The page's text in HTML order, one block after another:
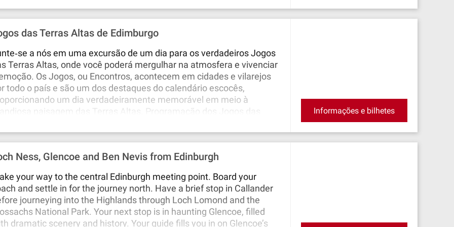
8 de junho de 2025: Glamis Sábado, 5 de julho de 2025: Luss
2025: Crieff Sábado, 6 de setembro de 2025: Braemar Sábado, 13 de
das Terras Altas de Edimburgo
a nós em uma excursão de um dia para os verdadeiros Jogos
Terras Altas, onde você poderá mergulhar na atmosfera e vivenciar
Os Jogos, ou Encontros, acontecem em cidades e vilarejos
todo o país e são um dos destaques do calendário escocês,
um dia verdadeiramente memorável em meio à
paisagem das Terras Altas. Programação dos Jogos das
8 de junho de 2025: Glamis Sábado, 5 de julho de 2025: Luss
2025: Crieff Sábado, 6 de setembro de 2025: Braemar Sábado, 13 de
Informações e bilhetes
Ness, Glencoe and Ben Nevis from Edinburgh
your way to the central Edinburgh meeting point. Board your
and settle in for the journey north. Have a brief stop in Callander
journeying into the Highlands through Loch Lomond and the
National Park. Your next stop is in haunting Glencoe, filled
dramatic scenery and history. Your guide fills you in on Glencoe’s